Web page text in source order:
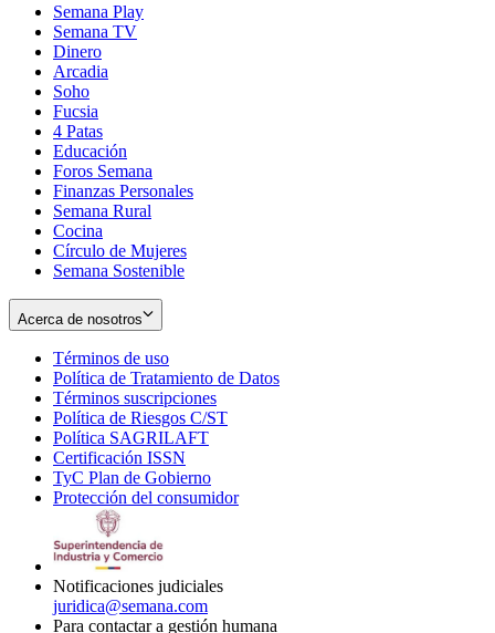
Semana Play
Semana TV
Dinero
Arcadia
Soho
in
new
window
Fucsia
in
new
window
4 Patas
Educación
Foros Semana
Finanzas Personales
Semana Rural
Cocina
Círculo de Mujeres
Semana Sostenible
Acerca de nosotros
Términos de uso
in
new
window
Política de Tratamiento de Datos
Términos suscripciones
in
Política de Riesgos C/ST
Política SAGRILAFT
new
window
Certificación ISSN
in
new
TyC Plan de Gobierno
in
Protección del consumidorOpens
Notificaciones judiciales
juridica@semana.com
Para contactar a gestión humana